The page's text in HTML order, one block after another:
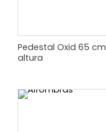
Pedestal Oxid 65 cm
altura